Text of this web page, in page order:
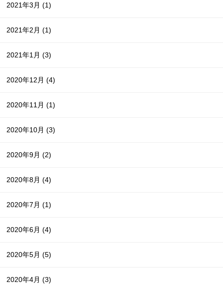
2021年3月(1)
2021年2月(1)
2021年1月(3)
2020年12月(4)
2020年11月(1)
2020年10月(3)
2020年9月(2)
2020年8月(4)
2020年7月(1)
2020年6月(4)
2020年5月(5)
2020年4月(3)